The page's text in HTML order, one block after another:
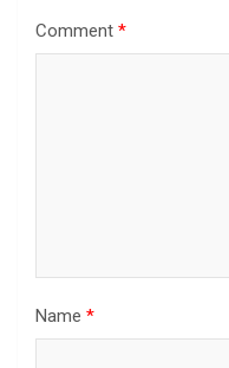
Comment *
Name *